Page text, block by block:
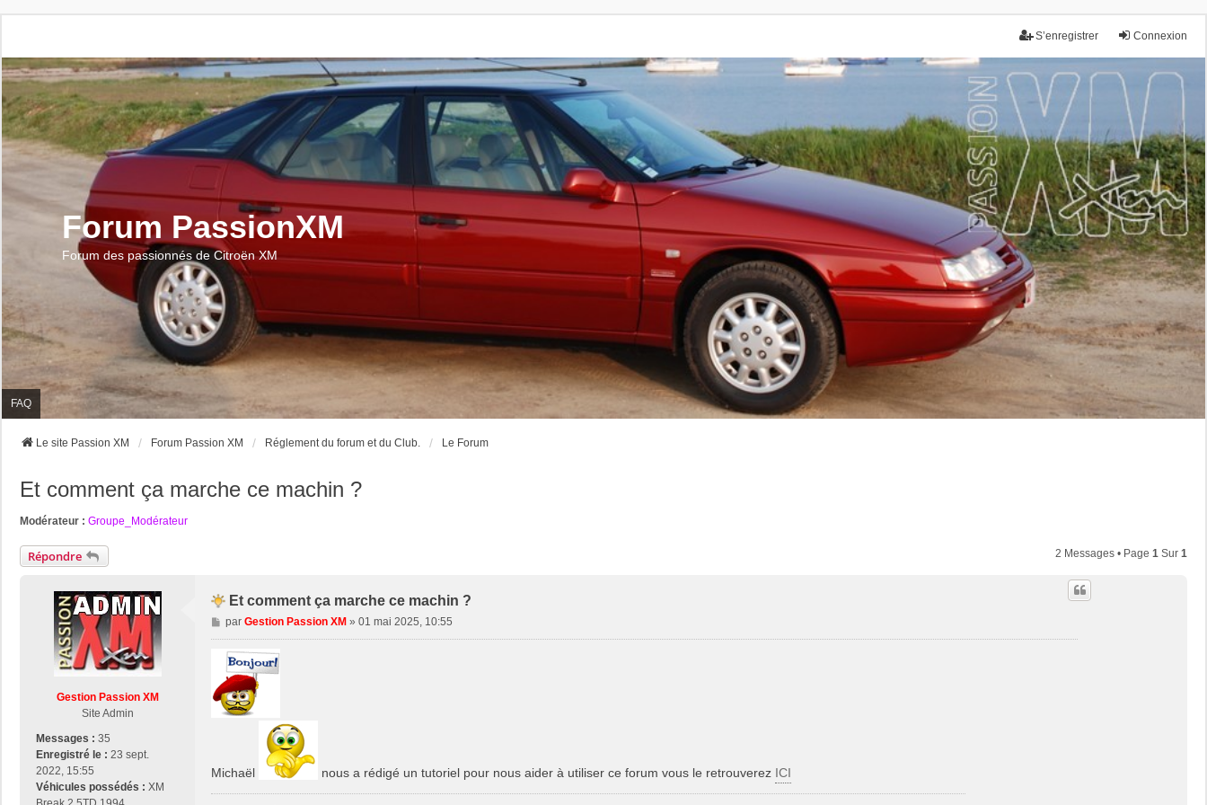
Connexion
S’enregistrer
Forum PassionXM
Forum des passionnés de Citroën XM
FAQ
Le site Passion XM Forum Passion XM Réglement du forum et du Club. Le Forum
Et comment ça marche ce machin ?
Modérateur : Groupe_Modérateur
Répondre 2 Messages • Page 1 Sur 1
Gestion Passion XM
Site Admin
Messages : 35
Enregistré le : 23 sept.
2022, 15:55
Véhicules possédés : XM
Et comment ça marche ce machin ?
M
e
s
s
a
g
e
par Gestion Passion XM » 01 mai 2025, 10:55
Michaël nous a rédigé un tutoriel pour nous aider à utiliser ce forum vous le retrouverez ICI